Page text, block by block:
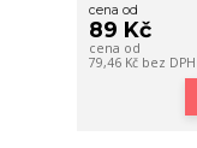
cena od
89 Kč
cena od
79,46 Kč bez DPH